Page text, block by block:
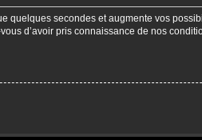
quelques secondes et augmente vos
d’avoir pris connaissance de nos